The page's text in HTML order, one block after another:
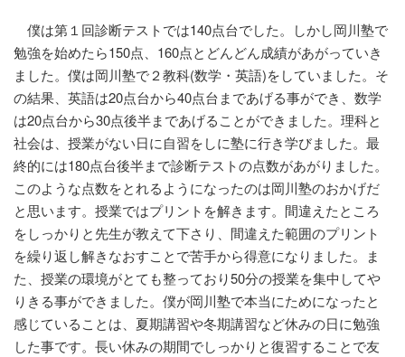
僕は第１回診断テストでは140点台でした。しかし岡川塾で
勉強を始めたら150点、160点とどんどん成績があがっていき
ました。僕は岡川塾で２教科(数学・英語)をしていました。そ
の結果、英語は20点台から40点台まであげる事ができ、数学
は20点台から30点後半まであげることができました。理科と
社会は、授業がない日に自習をしに塾に行き学びました。最
終的には180点台後半まで診断テストの点数があがりました。
このような点数をとれるようになったのは岡川塾のおかげだ
と思います。授業ではプリントを解きます。間違えたところ
をしっかりと先生が教えて下さり、間違えた範囲のプリント
を繰り返し解きなおすことで苦手から得意になりました。ま
た、授業の環境がとても整っており50分の授業を集中してや
りきる事ができました。僕が岡川塾で本当にためになったと
感じていることは、夏期講習や冬期講習など休みの日に勉強
した事です。長い休みの期間でしっかりと復習することで友